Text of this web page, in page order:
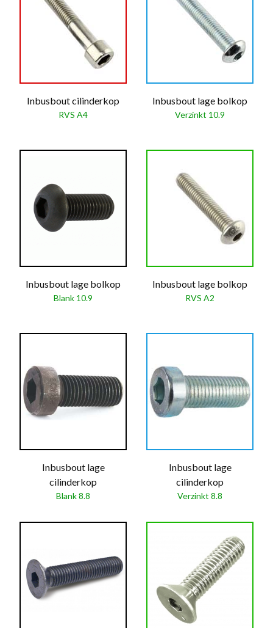
Inbusbout cilinderkop
RVS A4
Inbusbout lage bolkop
Verzinkt 10.9
Inbusbout lage bolkop
Blank 10.9
Inbusbout lage bolkop
RVS A2
Inbusbout lage
cilinderkop
Blank 8.8
Inbusbout lage
cilinderkop
Verzinkt 8.8